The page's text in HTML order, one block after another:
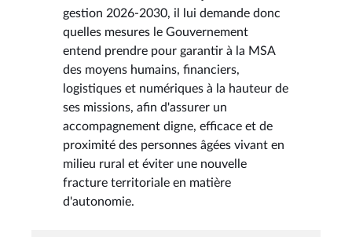
gestion 2026-2030, il lui demande donc
quelles mesures le Gouvernement
entend prendre pour garantir à la MSA
des moyens humains, financiers,
logistiques et numériques à la hauteur de
ses missions, afin d'assurer un
accompagnement digne, efficace et de
proximité des personnes âgées vivant en
milieu rural et éviter une nouvelle
fracture territoriale en matière
d'autonomie.